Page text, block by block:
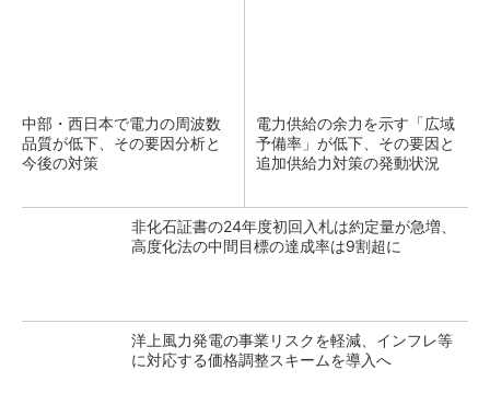
中部・西日本で電力の周波数
品質が低下、その要因分析と
今後の対策
電力供給の余力を示す「広域
予備率」が低下、その要因と
追加供給力対策の発動状況
非化石証書の24年度初回入札は約定量が急増、
高度化法の中間目標の達成率は9割超に
洋上風力発電の事業リスクを軽減、インフレ等
に対応する価格調整スキームを導入へ